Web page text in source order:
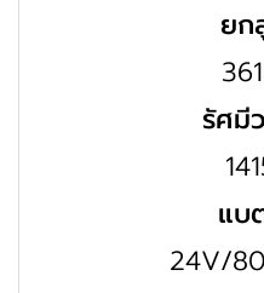
ยก
รัศมี
แบ
24V/